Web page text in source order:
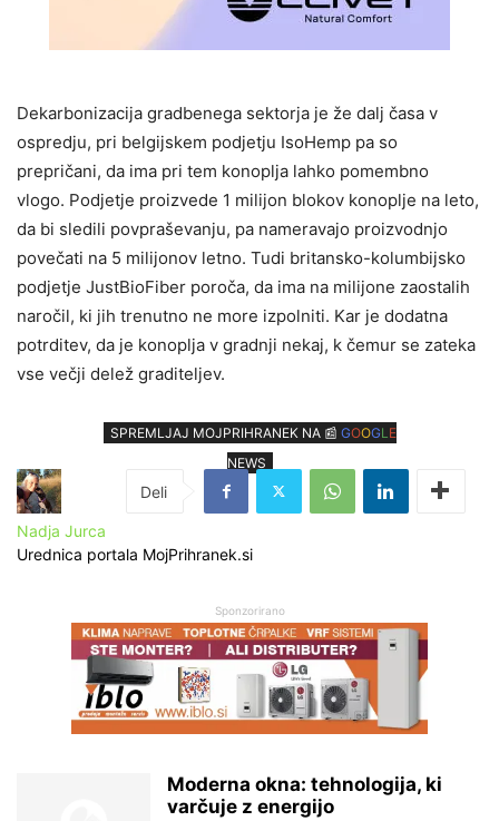
Dekarbonizacija gradbenega sektorja je že dalj časa v
ospredju, pri belgijskem podjetju IsoHemp pa so
prepričani, da ima pri tem konoplja lahko pomembno
vlogo. Podjetje proizvede 1 milijon blokov konoplje na leto,
da bi sledili povpraševanju, pa nameravajo proizvodnjo
povečati na 5 milijonov letno. Tudi britansko-kolumbijsko
podjetje JustBioFiber poroča, da ima na milijone zaostalih
naročil, ki jih trenutno ne more izpolniti. Kar je dodatna
potrditev, da je konoplja v gradnji nekaj, k čemur se zateka
vse večji delež graditeljev.
SPREMLJAJ MOJPRIHRANEK NA 📰 GOOGL E
NEWS
Nadja Jurca
Urednica portala MojPrihranek.si
Sponzorirano
Moderna okna: tehnologija, ki
varčuje z energijo